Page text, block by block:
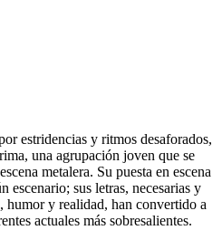
estridencias y ritmos desaforados,
una agrupación joven que se
metalera. Su puesta en escena
escenario; sus letras, necesarias y
humor y realidad, han convertido a
actuales más sobresalientes.